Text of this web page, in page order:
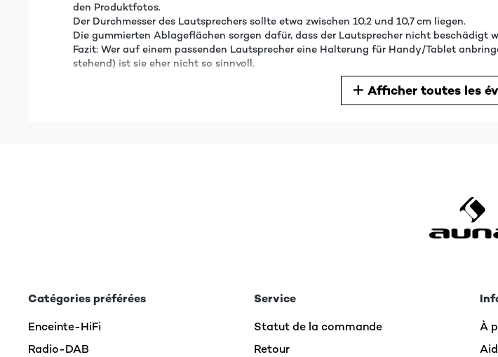
den Produktfotos.
Der Durchmesser des Lautsprechers sollte etwa zwischen 10,2 und 10,7 cm liegen.
Die gummierten Ablageflächen sorgen dafür, dass der Lautsprecher nicht beschädigt
Fazit: Wer auf einem passenden Lautsprecher eine Halterung für Handy/Tablet
stehend) ist sie eher nicht so sinnvoll.
tatsächlich ist das Tablet im Partybetrieb auf dem Lautsprecher besser augehoben,
Metallklammer ist sehr stabil und mit dem Aufsatz verschraubt. Mit den Geräten -
Silikon?) Teile in Berührung, so dass nichts verkratzen kann. Auch ein Verrutschen
Amazon-Benutzer
Afficher toutes les
Catégories préférées
Enceinte-HiFi
Radio-DAB
Service
Statut de la commande
Retour
À